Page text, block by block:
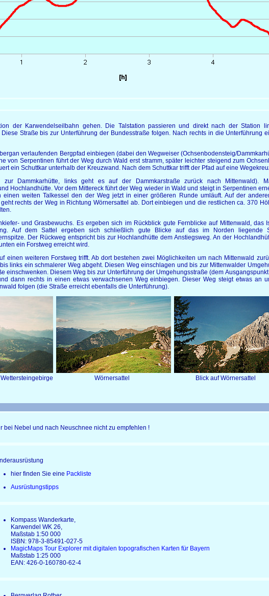
der Karwendelseilbahn gehen. Die Talstation passieren und direkt nach der Station
Straße bis zur Unterführung der Bundesstraße folgen. Nach rechts in die Unterführung
verlaufenden Bergpfad einbiegen (dabei den Wegweiser (Ochsenbodensteig/
von Serpentinen führt der Weg durch Wald erst stramm, später leichter steigend zum
ein Schuttkar unterhalb der Kreuzwand. Nach dem Schuttkar trifft der Pfad auf eine
zur Dammkarhütte, links geht es auf der Dammkarstraße zurück nach Mittenwald).
Hochlandhütte. Vor dem Mittereck führt der Weg wieder in Wald und steigt in Serpentinen
weiten Talkessel den der Weg jetzt in einer größeren Runde umläuft. Auf der
rechts der Weg in Richtung Wörnersattel ab. Dort einbiegen und die restlichen ca. 370
und Grasbewuchs. Es ergeben sich im Rückblick gute Fernblicke auf Mittenwald, das
Auf dem Sattel ergeben sich schließlich gute Blicke auf das im Norden liegende
Der Rückweg entspricht bis zur Hochlandhütte dem Anstiegsweg. An der
ein Forstweg erreicht wird.
einen weiteren Forstweg trifft. Ab dort bestehen zwei Möglichkeiten um nach Mittenwald
links ein schmalerer Weg abgeht. Diesen Weg einschlagen und bis zur Mittenwalder
einschwenken. Diesem Weg bis zur Unterführung der Umgehungsstraße (dem
dann rechts in einen etwas verwachsenen Weg einbiegen. Dieser Weg steigt etwas an
folgen (die Straße erreicht ebenfalls die Unterführung).
und Wettersteingebirge Wörnersattel Blick auf
bei Nebel und nach Neuschnee nicht zu empfehlen !
hier finden Sie eine Packliste
Ausrüstungstipps
Kompass Wanderkarte,
Karwendel WK 26,
Maßstab 1:50 000
ISBN: 978-3-85491-027-5
MagicMaps Tour Explorer mit digitalen topografischen Karten für Bayern
Maßstab 1:25 000
EAN: 426-0-160780-62-4